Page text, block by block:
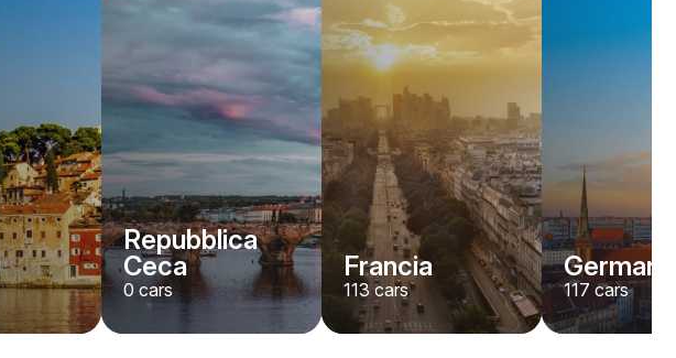
Repubblica
Ceca
0 cars
Francia
113cars 117 cars